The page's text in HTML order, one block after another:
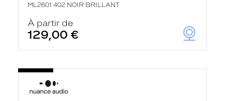
ML2601 402 NOIR BRILLANT
À partir de
129,00 €